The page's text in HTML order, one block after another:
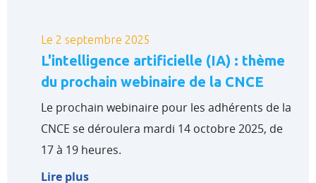
Le 2 septembre 2025
L'intelligence artificielle (IA) : thème
du prochain webinaire de la CNCE
Le prochain webinaire pour les adhérents de la
CNCE se déroulera mardi 14 octobre 2025, de
17 à 19 heures.
Lire plus